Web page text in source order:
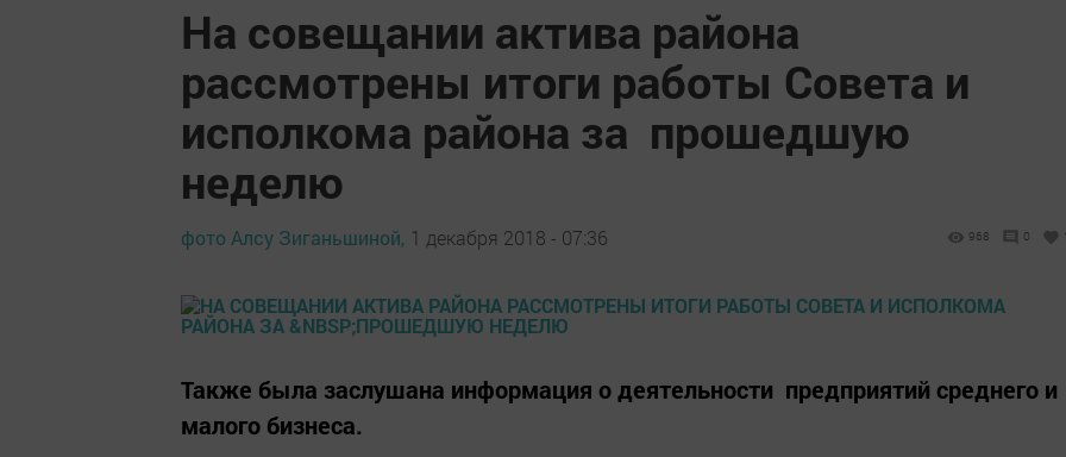
На совещании актива района
рассмотрены итоги работы Совета и
исполкома района за прошедшую
неделю
фото Алсу Зиганьшиной, 1 декабря 2018 - 07:36 968 0
Также была заслушана информация о деятельности предприятий среднего и
малого бизнеса.